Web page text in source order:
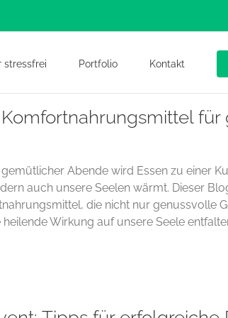
stressfrei Portfolio Kontakt
Abende wird Essen zu einer
auch unsere Seelen wärmt. Dieser
die nicht nur genussvolle
Wirkung auf unsere Seele